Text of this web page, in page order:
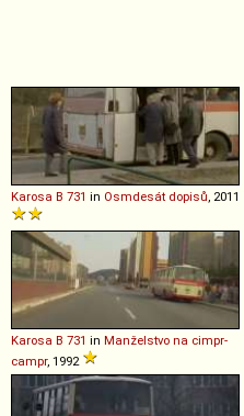
Karosa B 731 in Osmdesát dopisů, 2011
Karosa B 731 in Manželstvo na cimpr-
campr, 1992